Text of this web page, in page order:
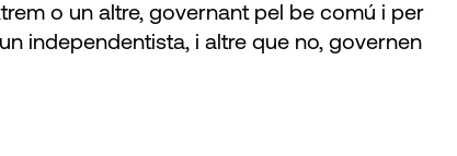
o un altre, governant pel be comú i per
independentista, i altre que no, governen